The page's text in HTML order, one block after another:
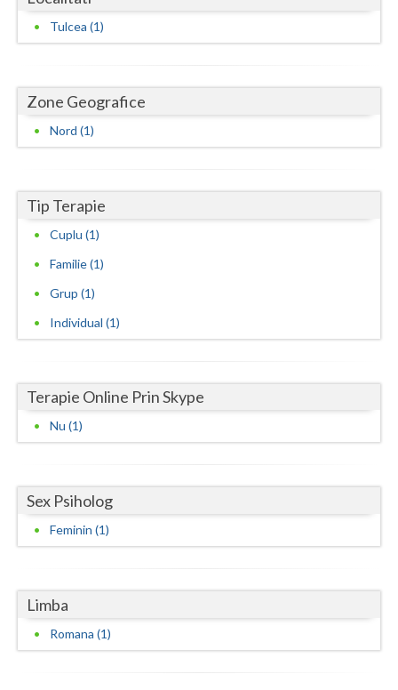
Galati
Gorj
Harghita
Ialomita
Maramures
Mures
Neamt
Prahova
Salaj
Sibiu
Suceava
Tulcea (1)
Zone Geografice
Nord (1)
Tip Terapie
Cuplu (1)
Familie (1)
Grup (1)
Individual (1)
Terapie Online Prin Skype
Nu (1)
Sex Psiholog
Feminin (1)
Limba
Romana (1)